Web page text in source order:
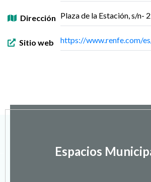
Dirección Plaza de la Estación, s/n-
Sitio web https://www.renfe.com/
Espacios